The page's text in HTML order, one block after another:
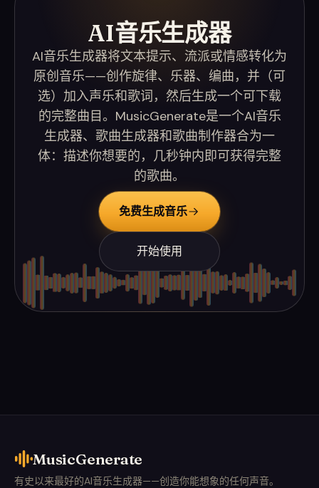
AI音乐生成器
AI音乐生成器将文本提示、流派或情感转化为
原创音乐——创作旋律、乐器、编曲，并（可
选）加入声乐和歌词，然后生成一个可下载
的完整曲目。MusicGenerate是一个AI音乐
生成器、歌曲生成器和歌曲制作器合为一
体：描述你想要的，几秒钟内即可获得完整
的歌曲。
免费生成音乐
开始使用
MusicGenerate
有史以来最好的AI音乐生成器——创造你能想象的任何声音。